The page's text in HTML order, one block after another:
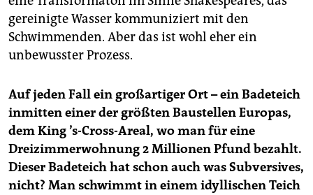
gereinigte Wasser kommuniziert mit den
Schwimmenden. Aber das ist wohl eher ein
unbewusster Prozess.
Auf jeden Fall ein großartiger Ort – ein Badeteich
inmitten einer der größten Baustellen Europas,
dem King’s-Cross-Areal, wo man für eine
Dreizimmerwohnung 2 Millionen Pfund bezahlt.
Dieser Badeteich hat schon auch was Subversives,
nicht? Man schwimmt in einem idyllischen Teich